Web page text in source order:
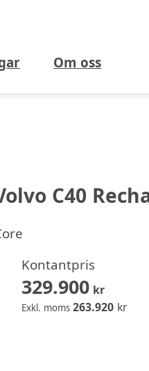
Om oss
C40
Kontantpris
329.900kr
Exkl. moms 263.920kr